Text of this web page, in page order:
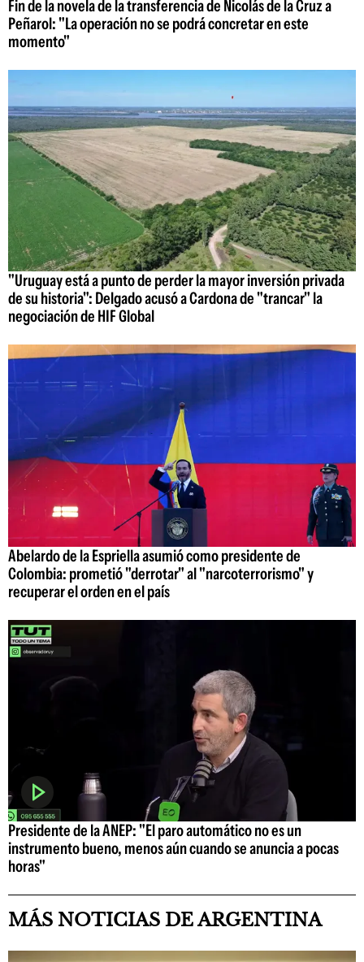
Fin de la novela de la transferencia de Nicolás de la Cruz a
Peñarol: "La operación no se podrá concretar en este
momento"
"Uruguay está a punto de perder la mayor inversión privada
de su historia": Delgado acusó a Cardona de "trancar" la
negociación de HIF Global
Abelardo de la Espriella asumió como presidente de
Colombia: prometió "derrotar" al "narcoterrorismo" y
recuperar el orden en el país
Presidente de la ANEP: "El paro automático no es un
instrumento bueno, menos aún cuando se anuncia a pocas
horas"
MÁS NOTICIAS DE ARGENTINA